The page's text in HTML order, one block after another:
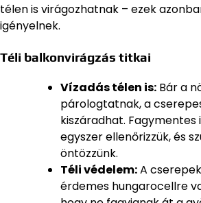
télen is virágozhatnak – ezek
igényelnek.
Téli balkonvirágzás titkai
Vízadás télen is: Bár a
párologtatnak, a
kiszáradhat.
egyszer ellenőrizzük, és
öntözzünk.
Téli védelem:A
érdemes hungarocellre